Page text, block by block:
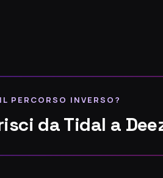
PERCORSO INVERSO?
da Tidal a